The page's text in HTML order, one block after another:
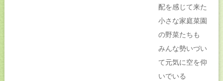
配を感じて来た
小さな家庭菜園
の野菜たちも
みんな勢いづい
て元気に空を仰
いでいる